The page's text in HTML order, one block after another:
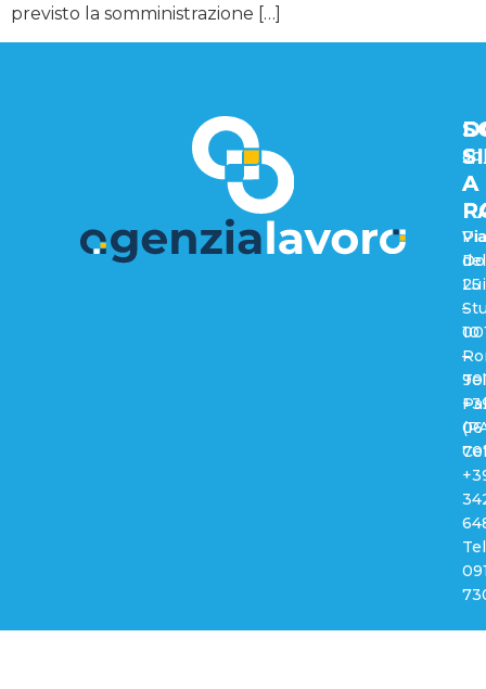
previsto la somministrazione […]
A
25
–
06
A
10
–